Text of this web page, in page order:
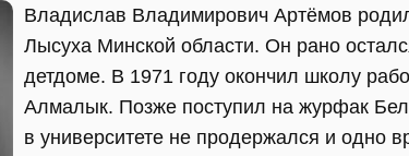
Владислав Владимирович Артёмов
Лысуха Минской области. Он рано
детдоме. В 1971 году окончил школу
Алмалык. Позже поступил на журфак
в университете не продержался и одно